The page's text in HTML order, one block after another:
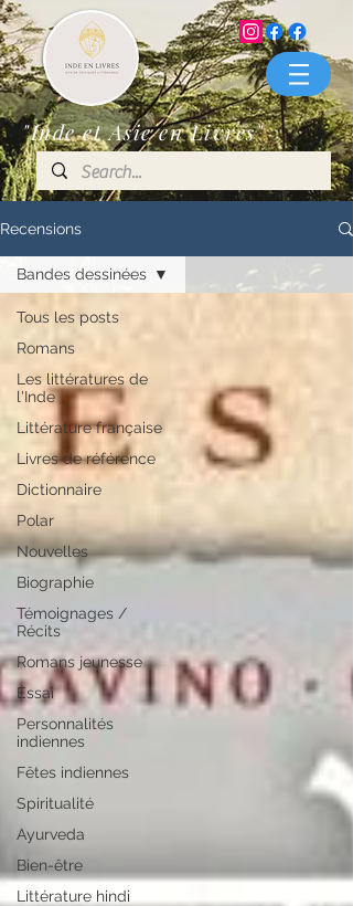
"Inde et Asie en Livres"
Recensions
Tous les posts
Romans
Les littératures de
l'Inde
Littérature française
Livres de référence
Dictionnaire
Polar
Nouvelles
Biographie
Témoignages /
Récits
Romans jeunesse
Essai
Personnalités
indiennes
Fêtes indiennes
Spiritualité
Ayurveda
Bien-être
Littérature hindi
Bandes dessinées